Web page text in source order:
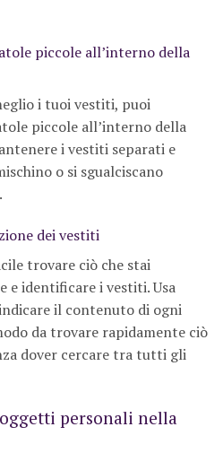
piccole all’interno della
i tuoi vestiti, puoi
piccole all’interno della
i vestiti separati e
o si sgualciscano
dei vestiti
trovare ciò che stai
e identificare i vestiti. Usa
il contenuto di ogni
da trovare rapidamente ciò
dover cercare tra tutti gli
personali nella